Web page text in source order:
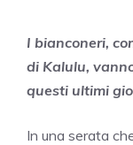
I bianconeri,
di Kalulu,
questi ultimi
In una serata